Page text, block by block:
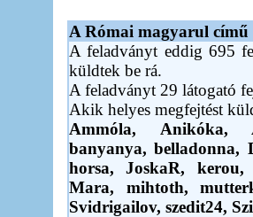
A Római magyarul
A feladványt eddig 695
küldtek be rá.
A feladványt 29 látogató
Akik helyes megfejtést
Ammóla, Anikóka,
banyanya,belladonna,
horsa,JoskaR,
Mara, mihtoth,
Svidrigailov, szedit24,